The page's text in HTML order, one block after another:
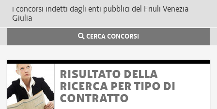
i concorsi indetti dagli enti pubblici del Friuli Venezia
Giulia
CERCA CONCORSI
RISULTATO DELLA
RICERCA PER TIPO DI
CONTRATTO